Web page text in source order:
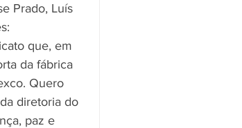
Prado, Luís
que, em
da fábrica
Quero
diretoria do
paz e